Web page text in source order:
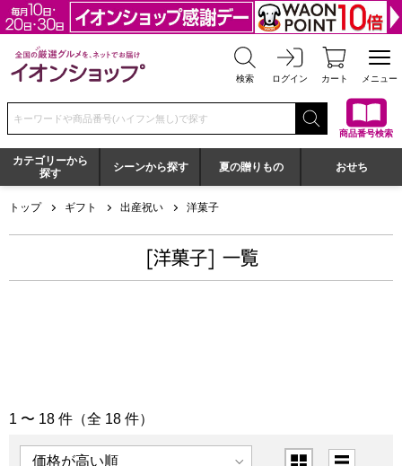
全国の厳選グルメを、ネットでお届け イオンショップ
検索 ログイン カート メニュー
検索キーワードまたは商品番号を入力してください
商品番号検索
カテゴリーから
探す
シーンから探す 夏の贈りもの おせち
トップ ギフト 出産祝い 洋菓子
[洋菓子] 一覧
「洋菓子」の商品一覧
1 〜 18 件（全 18 件）
表示順 表示切替